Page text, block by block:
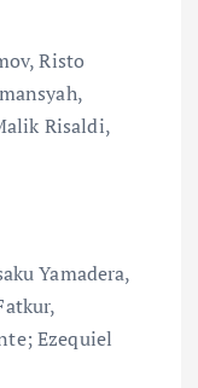
Risto
Risaldi,
Yamadera,
Ezequiel